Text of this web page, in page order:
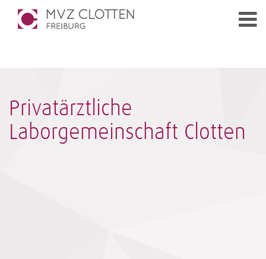
Privatärztliche
Laborgemeinschaft Clotten